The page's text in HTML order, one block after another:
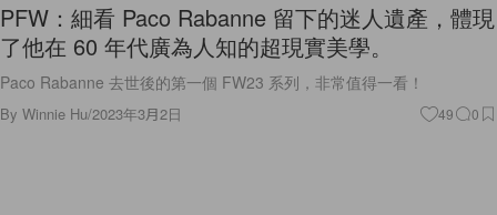
PFW：細看 Paco Rabanne 留下的迷人遺產，體現
了他在 60 年代廣為人知的超現實美學。
Paco Rabanne 去世後的第一個 FW23 系列，非常值得一看！
By Winnie Hu/2023年3月2日 49 0